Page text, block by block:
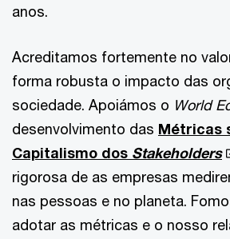
anos.
Acreditamos fortemente no
forma robusta o impacto das
sociedade. Apoiámos o World
desenvolvimento das Métricas
Capitalismo dos Stakeholders
rigorosa de as empresas
nas pessoas e no planeta.
adotar as métricas e o nosso